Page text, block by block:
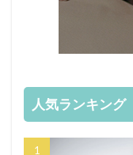
人気ランキング